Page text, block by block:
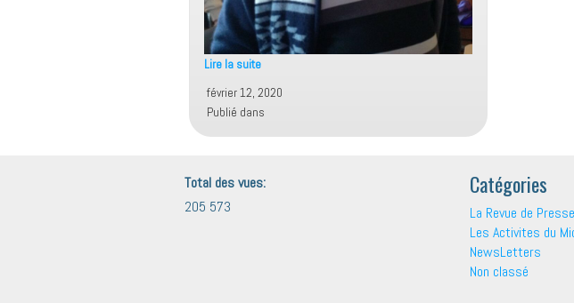
Lire la suite
février 12, 2020
Publié dans
Total des vues:
205 573
Catégories
La Revue de Presse
Les Activites du
NewsLetters
Non classé